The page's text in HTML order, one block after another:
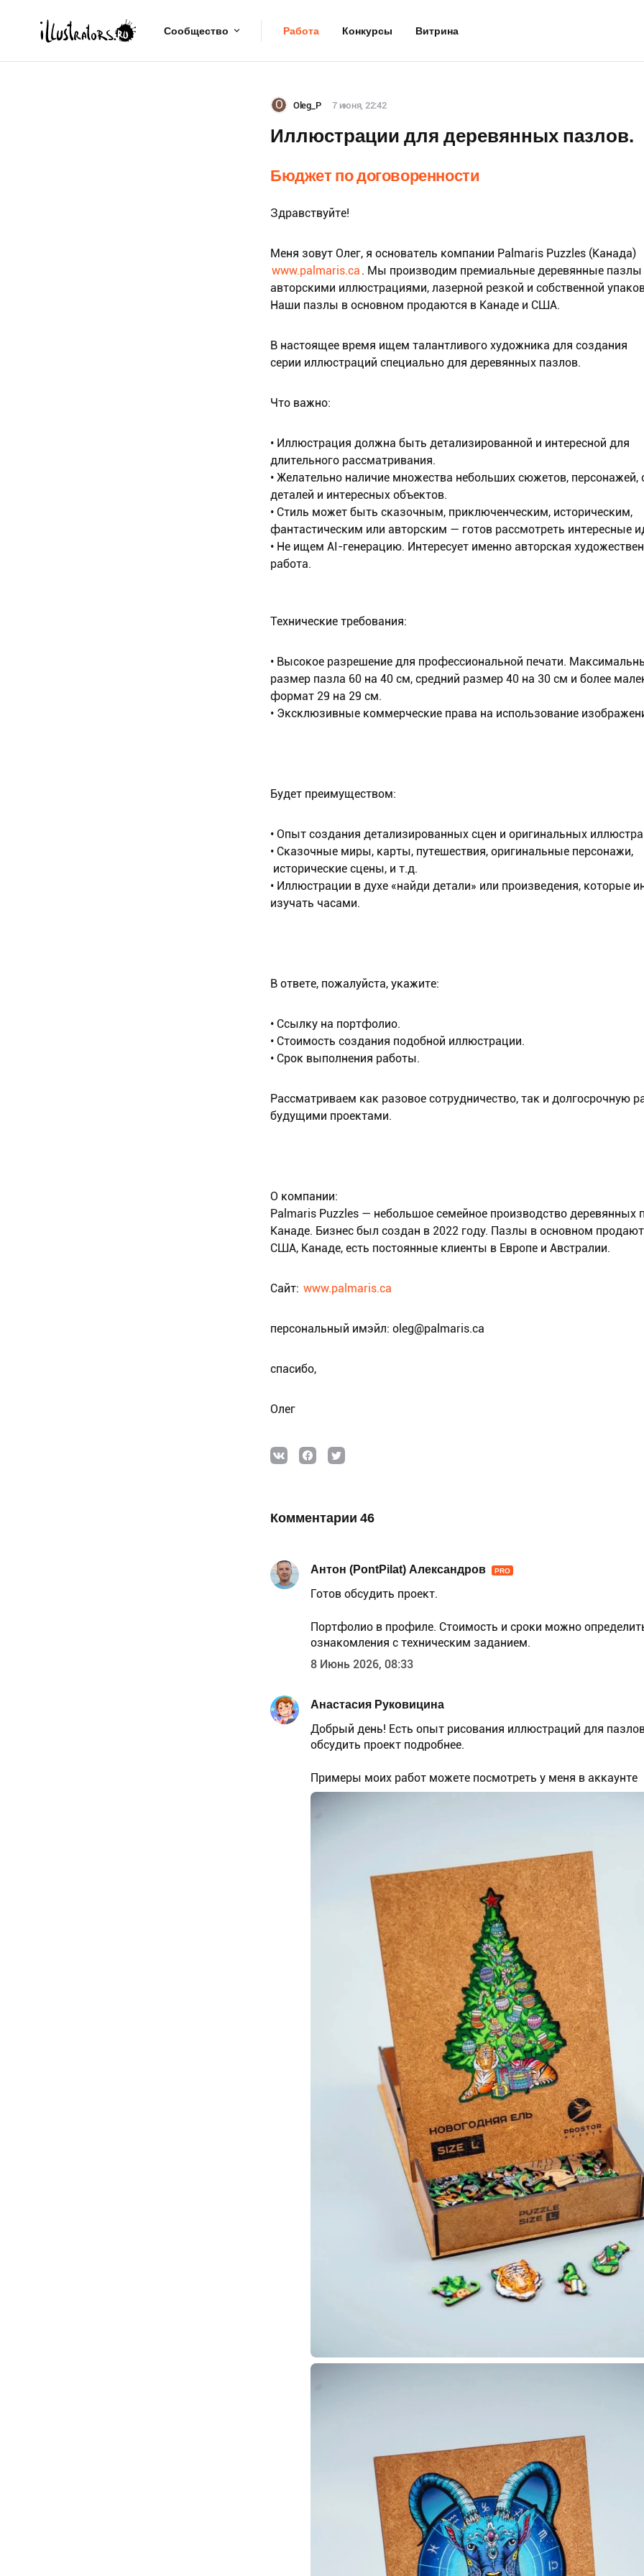
Сообщество Работа Конкурсы Витрина
O Oleg_P 7 июня, 22:42
Иллюстрации для деревянных пазлов.
Бюджет по договоренности
Здравствуйте!
Меня зовут Олег, я основатель компании Palmaris Puzzles (Канада)
www.palmaris.ca . Мы производим премиальные деревянные пазлы
авторскими иллюстрациями, лазерной резкой и собственной
Наши пазлы в основном продаются в Канаде и США.
В настоящее время ищем талантливого художника для создания
серии иллюстраций специально для деревянных пазлов.
Что важно:
• Иллюстрация должна быть детализированной и интересной для
длительного рассматривания.
• Желательно наличие множества небольших сюжетов,
деталей и интересных объектов.
• Стиль может быть сказочным, приключенческим, историческим,
фантастическим или авторским — готов рассмотреть интересные
• Не ищем AI-генерацию. Интересует именно авторская
работа.
Технические требования:
• Высокое разрешение для профессиональной печати.
размер пазла 60 на 40 см, средний размер 40 на 30 см и более
формат 29 на 29 см.
• Эксклюзивные коммерческие права на использование
Будет преимуществом:
• Опыт создания детализированных сцен и оригинальных
• Сказочные миры, карты, путешествия, оригинальные персонажи,
исторические сцены, и т.д.
• Иллюстрации в духе «найди детали» или произведения, которые
изучать часами.
В ответе, пожалуйста, укажите:
• Ссылку на портфолио.
• Стоимость создания подобной иллюстрации.
• Срок выполнения работы.
Рассматриваем как разовое сотрудничество, так и долгосрочную
будущими проектами.
О компании:
Palmaris Puzzles — небольшое семейное производство деревянных
Канаде. Бизнес был создан в 2022 году. Пазлы в основном
США, Канаде, есть постоянные клиенты в Европе и Австралии.
Сайт: www.palmaris.ca
персональный имэйл: oleg@palmaris.ca
спасибо,
Олег
Комментарии 46
Антон (PontPilat) Александров PRO
Готов обсудить проект.
Портфолио в профиле. Стоимость и сроки можно
ознакомления с техническим заданием.
8 Июнь 2026, 08:33
Анастасия Руковицина
Добрый день! Есть опыт рисования иллюстраций для
обсудить проект подробнее.
Примеры моих работ можете посмотреть у меня в аккаунте